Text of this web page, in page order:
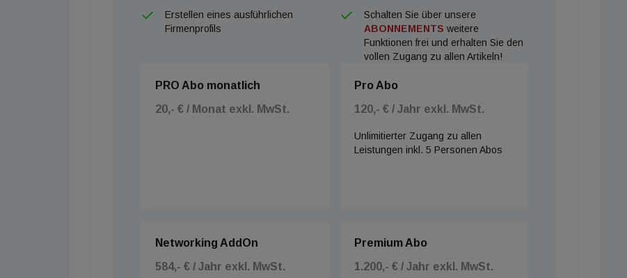
Erstellen eines ausführlichen
Firmenprofils
Schalten Sie über unsere
ABONNEMENTS weitere
Funktionen frei und erhalten Sie den
vollen Zugang zu allen Artikeln!
PRO Abo monatlich
20,- € / Monat exkl. MwSt.
Pro Abo
120,- € / Jahr exkl. MwSt.
Unlimitierter Zugang zu allen
Leistungen inkl. 5 Personen Abos
Networking AddOn
584,- € / Jahr exkl. MwSt.
Premium Abo
1.200,- € / Jahr exkl. MwSt.